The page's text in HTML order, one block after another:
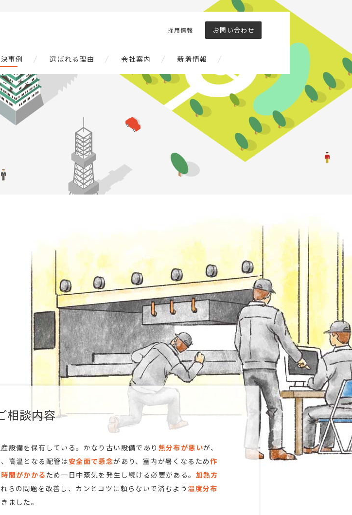
事例 選ばれる理由 会社案内 新着情報
お問い合わせ
採用情報
相談内容
設備を保有している。かなり古い設備であり 熱分布が悪いが、
高温となる配管は安全面で懸念があり、室内が暑くなるため作
間がかかる ため一日中蒸気を発生し続ける必要がある。 加熱方
らの問題を改善し、カンとコツに頼らないで済むよう温度分布
ました。